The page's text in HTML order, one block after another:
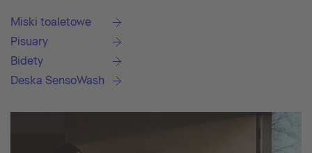
Miski toaletowe
Pisuary
Bidety
Deska SensoWash